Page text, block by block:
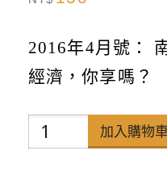
2016年4月號：
經濟，你享嗎？
禪
天
加入購物